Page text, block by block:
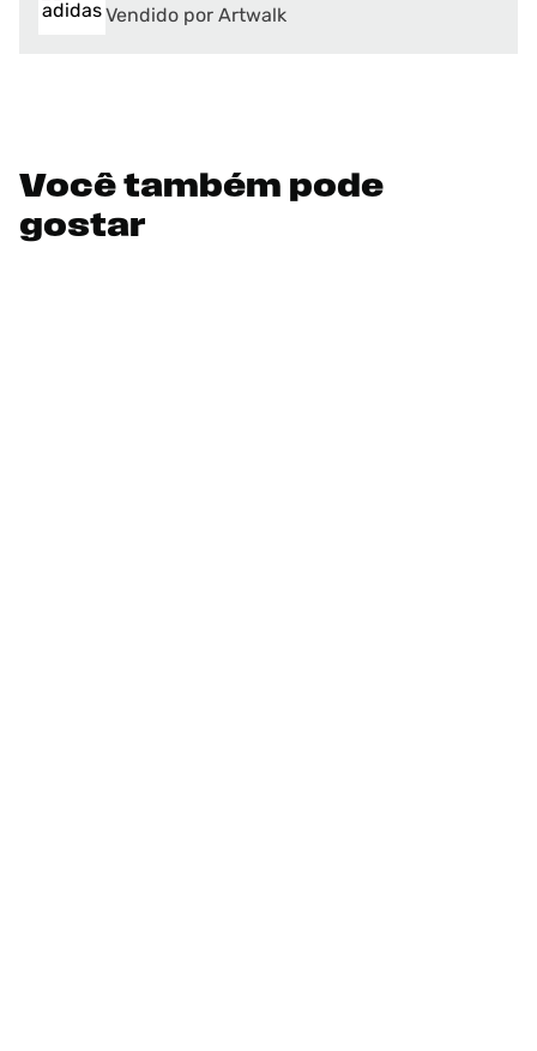
Vendido por Artwalk
Você também pode
gostar